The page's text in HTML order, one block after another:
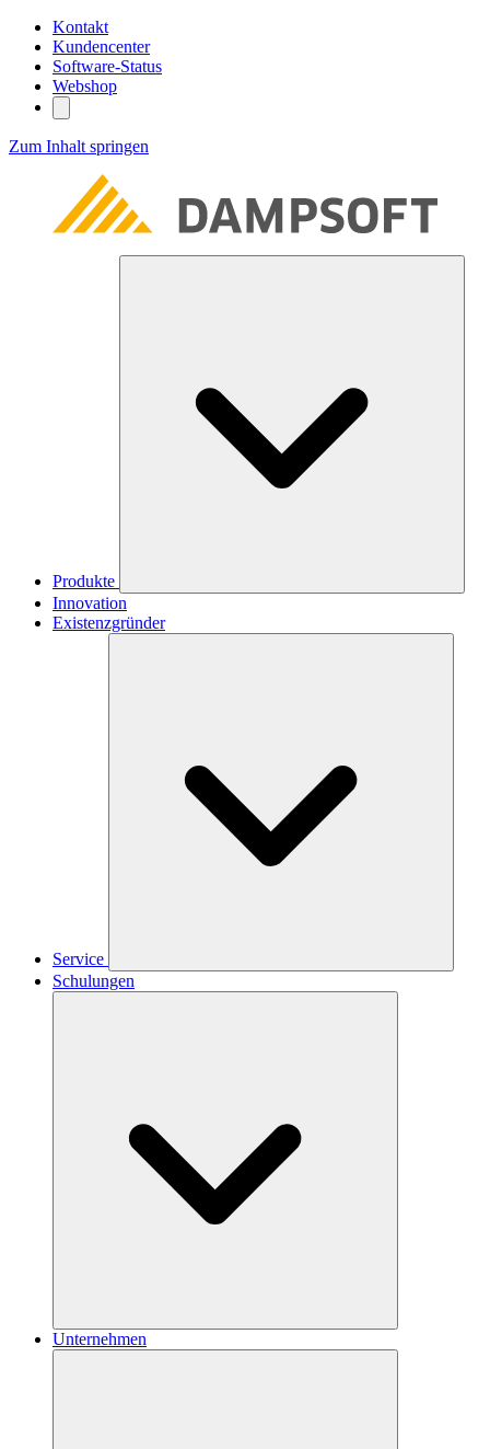
Kontakt
Kundencenter
Software-Status
Webshop
Zum Inhalt springen
Produkte
Innovation
Existenzgründer
Service
Schulungen
Unternehmen